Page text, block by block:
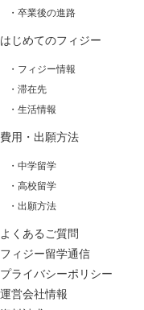
・卒業後の進路
はじめてのフィジー
・フィジー情報
・滞在先
・生活情報
費用・出願方法
・中学留学
・高校留学
・出願方法
よくあるご質問
フィジー留学通信
プライバシーポリシー
運営会社情報